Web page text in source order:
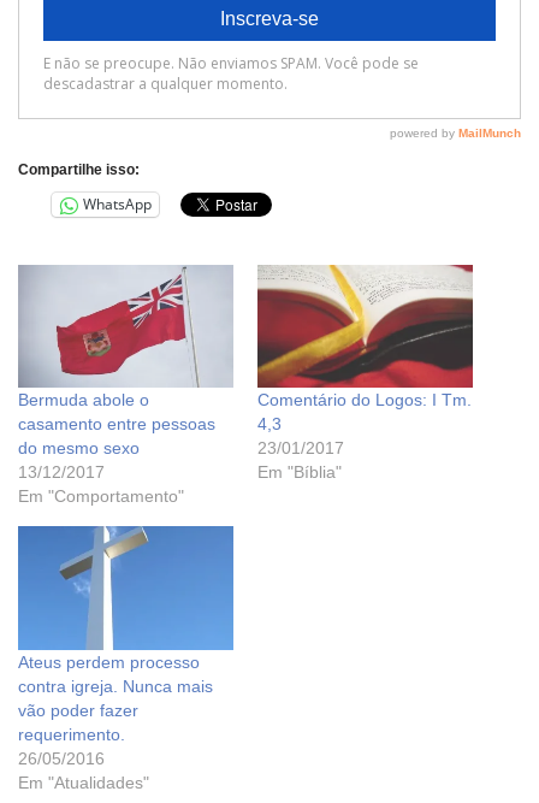
Compartilhe isso:
WhatsApp
Bermuda abole o
casamento entre pessoas
do mesmo sexo
13/12/2017
Em "Comportamento"
Comentário do Logos: I Tm.
4,3
23/01/2017
Em "Bíblia"
Ateus perdem processo
contra igreja. Nunca mais
vão poder fazer
requerimento.
26/05/2016
Em "Atualidades"